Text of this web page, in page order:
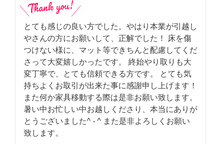
とても感じの良い方でした。やはり本業が引越し
やさんの方にお願いして、正解でした！ 床を傷
つけない様に、マット等できちんと配慮してくだ
さって大変嬉しかったです。 終始やり取りも大
変丁寧で、とても信頼できる方です。 とても気
持ちよくお取引が出来た事に感謝申し上げます！
また何か家具移動する際は是非お願い致します。
暑い中お忙しい中お越しくださり、本当にありが
とうございました^ - ^ また是非よろしくお願い
致します。